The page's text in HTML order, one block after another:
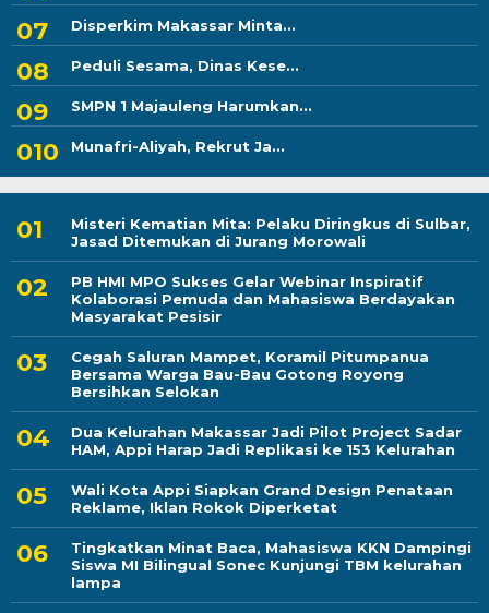
Disperkim Makassar Minta...
Peduli Sesama, Dinas Kese...
SMPN 1 Majauleng Harumkan...
Munafri-Aliyah, Rekrut Ja...
Misteri Kematian Mita: Pelaku Diringkus di Sulbar,
Jasad Ditemukan di Jurang Morowali
PB HMI MPO Sukses Gelar Webinar Inspiratif
Kolaborasi Pemuda dan Mahasiswa Berdayakan
Masyarakat Pesisir
Cegah Saluran Mampet, Koramil Pitumpanua
Bersama Warga Bau-Bau Gotong Royong
Bersihkan Selokan
Dua Kelurahan Makassar Jadi Pilot Project Sadar
HAM, Appi Harap Jadi Replikasi ke 153 Kelurahan
Wali Kota Appi Siapkan Grand Design Penataan
Reklame, Iklan Rokok Diperketat
Tingkatkan Minat Baca, Mahasiswa KKN Dampingi
Siswa MI Bilingual Sonec Kunjungi TBM kelurahan
lampa